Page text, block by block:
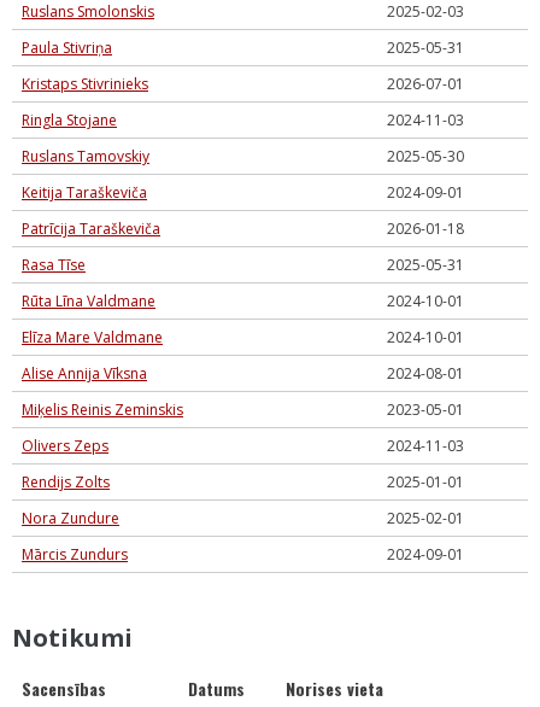
Ruslans Smolonskis
2025-02-03
Paula Stivriņa
2025-05-31
Kristaps Stivrinieks
2026-07-01
Ringla Stojane
2024-11-03
Ruslans Tamovskiy
2025-05-30
Keitija Taraškeviča
2024-09-01
Patrīcija Taraškeviča
2026-01-18
Rasa Tīse
2025-05-31
Rūta Līna Valdmane
2024-10-01
Elīza Mare Valdmane
2024-10-01
Alise Annija Vīksna
2024-08-01
Miķelis Reinis Zeminskis
2023-05-01
Olivers Zeps
2024-11-03
Rendijs Zolts
2025-01-01
Nora Zundure
2025-02-01
Mārcis Zundurs
2024-09-01
Notikumi
Sacensības Datums Norises vieta